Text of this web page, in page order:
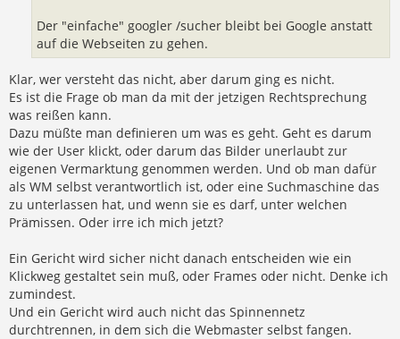
Der "einfache" googler /sucher bleibt bei Google anstatt
auf die Webseiten zu gehen.
Klar, wer versteht das nicht, aber darum ging es nicht.
Es ist die Frage ob man da mit der jetzigen Rechtsprechung
was reißen kann.
Dazu müßte man definieren um was es geht. Geht es darum
wie der User klickt, oder darum das Bilder unerlaubt zur
eigenen Vermarktung genommen werden. Und ob man dafür
als WM selbst verantwortlich ist, oder eine Suchmaschine das
zu unterlassen hat, und wenn sie es darf, unter welchen
Prämissen. Oder irre ich mich jetzt?
Ein Gericht wird sicher nicht danach entscheiden wie ein
Klickweg gestaltet sein muß, oder Frames oder nicht. Denke ich
zumindest.
Und ein Gericht wird auch nicht das Spinnennetz
durchtrennen, in dem sich die Webmaster selbst fangen.